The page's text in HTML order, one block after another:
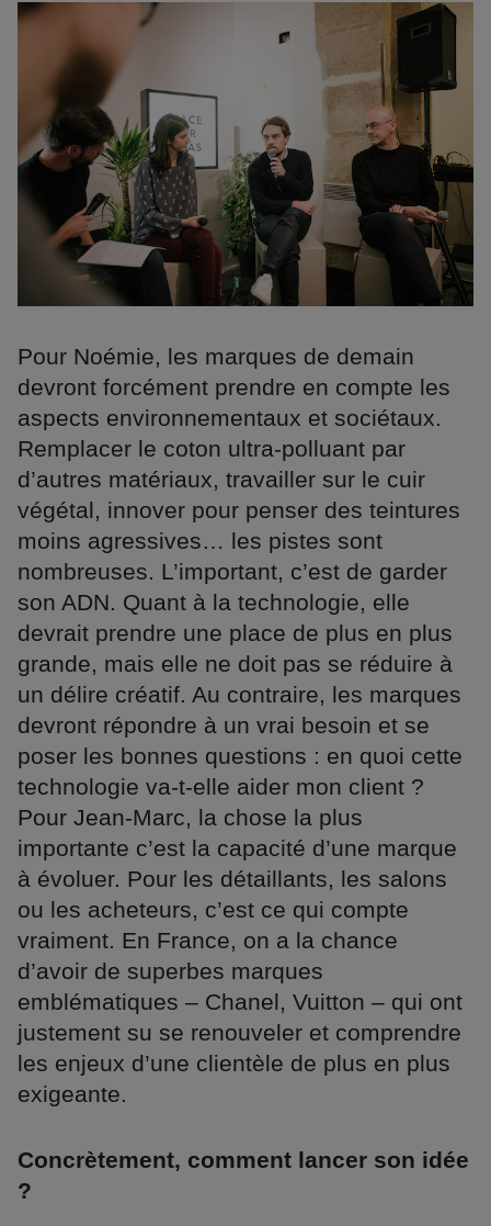
Pour Noémie, les marques de demain
devront forcément prendre en compte les
aspects environnementaux et sociétaux.
Remplacer le coton ultra-polluant par
d’autres matériaux, travailler sur le cuir
végétal, innover pour penser des teintures
moins agressives… les pistes sont
nombreuses. L’important, c’est de garder
son ADN. Quant à la technologie, elle
devrait prendre une place de plus en plus
grande, mais elle ne doit pas se réduire à
un délire créatif. Au contraire, les marques
devront répondre à un vrai besoin et se
poser les bonnes questions : en quoi cette
technologie va-t-elle aider mon client ?
Pour Jean-Marc, la chose la plus
importante c’est la capacité d’une marque
à évoluer. Pour les détaillants, les salons
ou les acheteurs, c’est ce qui compte
vraiment. En France, on a la chance
d’avoir de superbes marques
emblématiques – Chanel, Vuitton – qui ont
justement su se renouveler et comprendre
les enjeux d’une clientèle de plus en plus
exigeante.
Concrètement, comment lancer son idée
?